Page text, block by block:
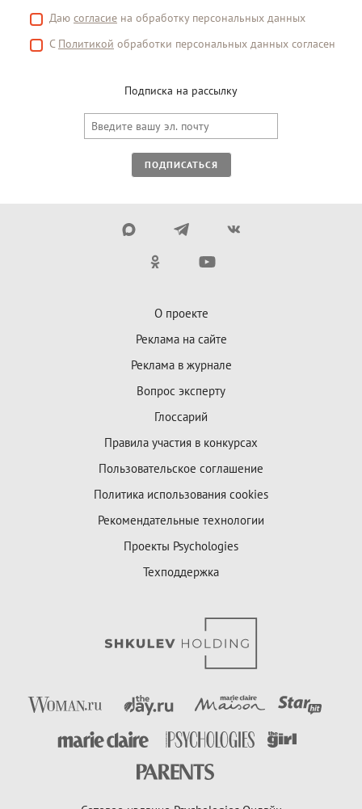
Даю согласие на обработку персональных данных
С Политикой обработки персональных данных согласен
Подписка на рассылку
ПОДПИСАТЬСЯ
О проекте
Реклама на сайте
Реклама в журнале
Вопрос эксперту
Глоссарий
Правила участия в конкурсах
Пользовательское соглашение
Политика использования cookies
Рекомендательные технологии
Проекты Psychologies
Техподдержка